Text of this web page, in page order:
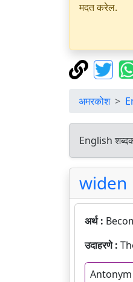
मदत करेल.
अमरकोश
English
widen
अर्थ :
उदाहरणे :